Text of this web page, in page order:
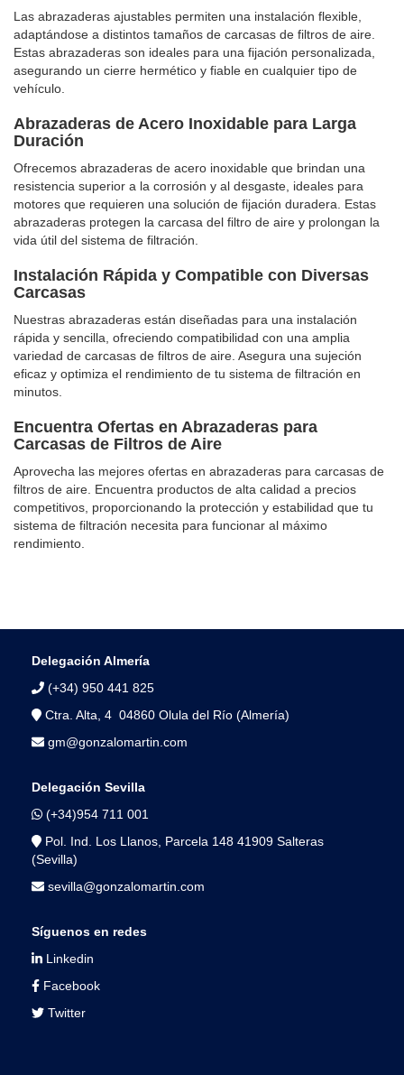
Las abrazaderas ajustables permiten una instalación flexible,
adaptándose a distintos tamaños de carcasas de filtros de aire.
Estas abrazaderas son ideales para una fijación personalizada,
asegurando un cierre hermético y fiable en cualquier tipo de
vehículo.
Abrazaderas de Acero Inoxidable para Larga
Duración
Ofrecemos abrazaderas de acero inoxidable que brindan una
resistencia superior a la corrosión y al desgaste, ideales para
motores que requieren una solución de fijación duradera. Estas
abrazaderas protegen la carcasa del filtro de aire y prolongan la
vida útil del sistema de filtración.
Instalación Rápida y Compatible con Diversas
Carcasas
Nuestras abrazaderas están diseñadas para una instalación
rápida y sencilla, ofreciendo compatibilidad con una amplia
variedad de carcasas de filtros de aire. Asegura una sujeción
eficaz y optimiza el rendimiento de tu sistema de filtración en
minutos.
Encuentra Ofertas en Abrazaderas para
Carcasas de Filtros de Aire
Aprovecha las mejores ofertas en abrazaderas para carcasas de
filtros de aire. Encuentra productos de alta calidad a precios
competitivos, proporcionando la protección y estabilidad que tu
sistema de filtración necesita para funcionar al máximo
rendimiento.
Delegación Almería
(+34) 950 441 825
Ctra. Alta, 4 04860 Olula del Río (Almería)
gm@gonzalomartin.com
Delegación Sevilla
(+34)954 711 001
Pol. Ind. Los Llanos, Parcela 148 41909 Salteras
(Sevilla)
sevilla@gonzalomartin.com
Síguenos en redes
Linkedin
Facebook
Twitter